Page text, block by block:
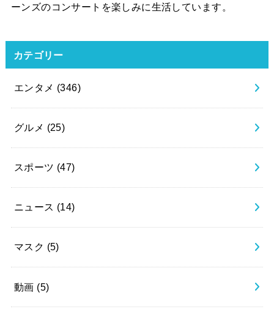
ーンズのコンサートを楽しみに生活しています。
カテゴリー
エンタメ (346)
グルメ (25)
スポーツ (47)
ニュース (14)
マスク (5)
動画 (5)